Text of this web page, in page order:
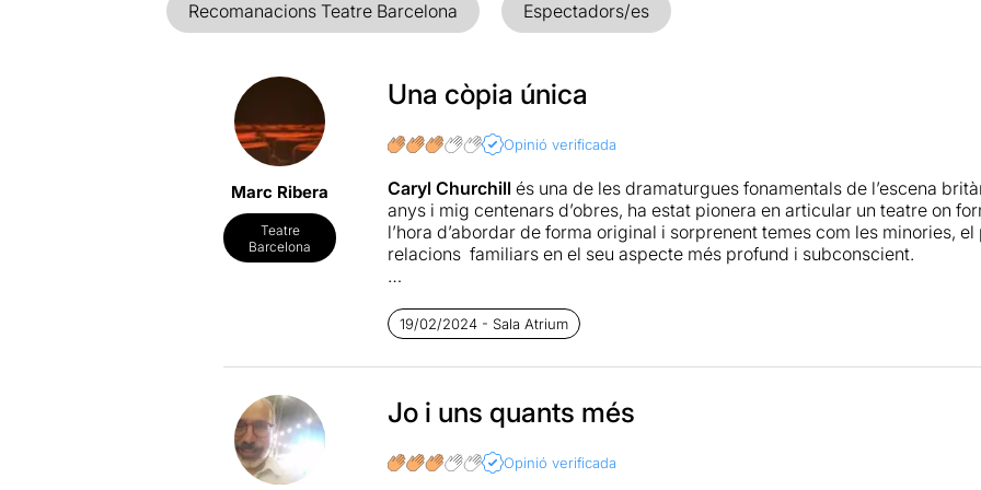
Recomanacions Teatre Barcelona Espectadors/es
Marc Ribera
Teatre
Barcelona
Una còpia única
Opinió verificada
Caryl Churchill és una de les dramaturgues fonamentals de l’escena
anys i mig centenars d’obres, ha estat pionera en articular un teatre on
l’hora d’abordar de forma original i sorprenent temes com les minories,
relacions familiars en el seu aspecte més profund i subconscient.
la famosa ovella Dolly conegués la seva fi, i en un moment en què els
aclaparaven titulars. Dues dècades després, la clonació no és el tema que
urgència o interès que podia tenir en el seu moment. Potser, per això,
s’amaguen a les arrels d’aquest acte de distòpia científica, la
el mateix pare (interpretat perLluís Marco
La història planteja els dilemes que ja coneixem d’aquesta gramàtica: és
19/02/2024 - Sala Atrium
Jo i uns quants més
Opinió verificada